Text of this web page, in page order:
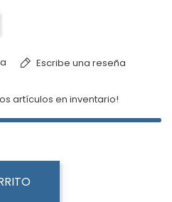
Escribe una reseña
artículos en inventario!